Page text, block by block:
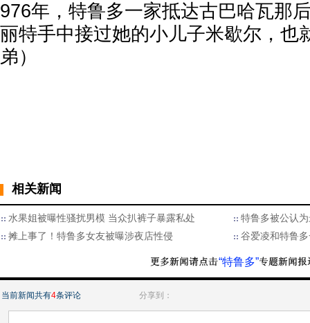
976年，特鲁多一家抵达古巴哈瓦那
丽特手中接过她的小儿子米歇尔，也
弟）
相关新闻
水果姐被曝性骚扰男模 当众扒裤子暴露私处
特鲁多被公认
摊上事了！特鲁多女友被曝涉夜店性侵
谷爱凌和特鲁
“特鲁多”
当前新闻共有4条评论 分享到：